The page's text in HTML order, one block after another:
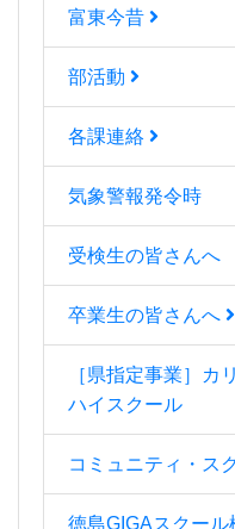
富東今昔
部活動
各課連絡
気象警報発令時
受検生の皆さんへ
卒業生の皆さんへ
［県指定事業］カ
ハイスクール
コミュニティ・ス
徳島GIGAスクール